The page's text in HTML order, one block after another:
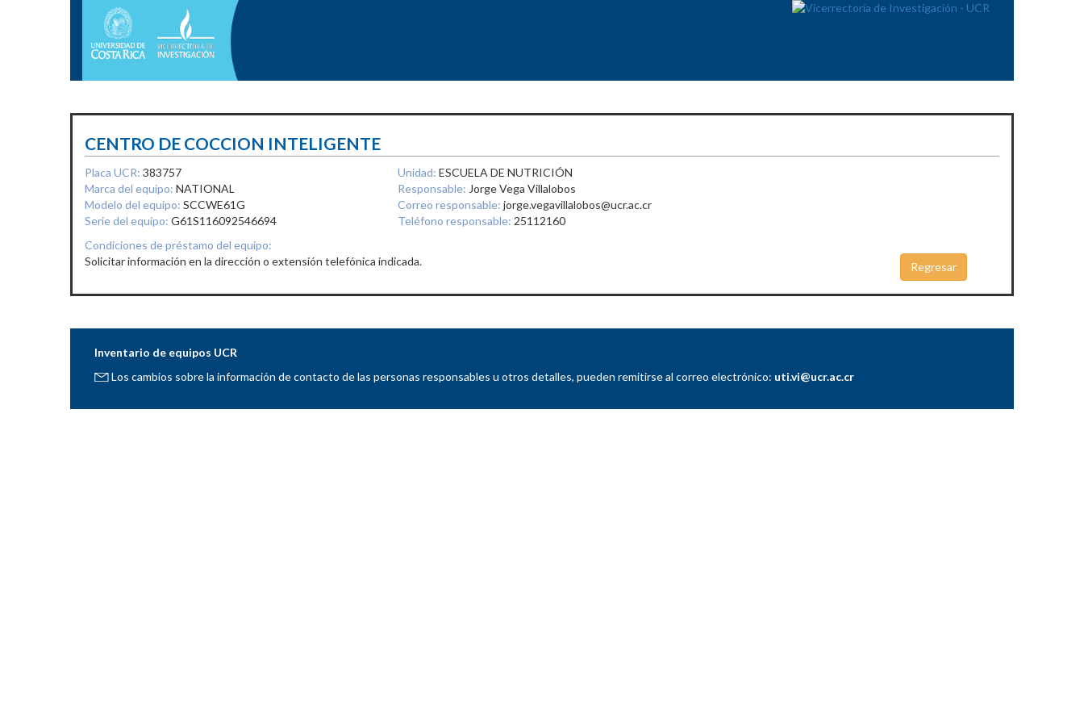
CENTRO DE COCCION INTELIGENTE
Placa UCR: 383757
Marca del equipo: NATIONAL
Modelo del equipo: SCCWE61G
Serie del equipo: G61S116092546694
Unidad: ESCUELA DE NUTRICIÓN
Responsable: Jorge Vega Villalobos
Correo responsable: jorge.vegavillalobos@ucr.ac.cr
Teléfono responsable: 25112160
Condiciones de préstamo del equipo:
Solicitar información en la dirección o extensión telefónica indicada.
Inventario de equipos UCR
Los cambios sobre la información de contacto de las personas responsables u otros detalles, pueden remitirse al correo electrónico: uti.vi@ucr.ac.cr